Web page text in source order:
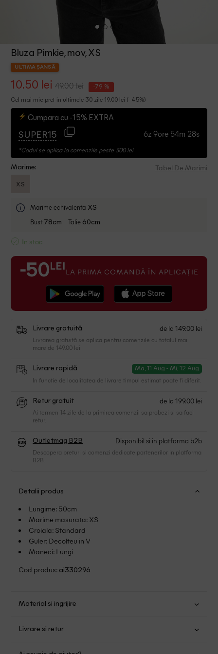
Bluza Pimkie, mov, XS
ULTIMA ȘANSĂ
10.50 lei 49.00 lei -79 %
Cel mai mic pret in ultimele 30 zile 19.00 lei ( -45%)
Cumpara cu -15% EXTRA
SUPER15 6z 9ore 54m 27s
*Codul se aplica la comenzile peste 300 lei
Marime: Tabel De Marimi
XS
Marime echivalenta XS
Bust 78cm Talie 60cm
In stoc
-50 LEI LA PRIMA COMANDĂ ÎN APLICAȚIE
Livrare gratuită de la 149.00 lei
Livrarea gratuită se aplica pentru comenzile cu totalul mai
mare de 149.00 lei
Livrare rapidă Ma, 11 Aug - Mi, 12 Aug
In functie de localitatea de livrare timpul estimat poate fi diferit.
Retur gratuit de la 199.00 lei
Ai termen 14 zile de la primirea comenzii sa probezi si sa faci
retur.
Outletmag B2B Disponibil si in platforma b2b
Descopera preturi si comenzi dedicate partenerilor in platforma
B2B.
Detalii produs
Lungime: 50cm
Marime masurata: XS
Croiala: Standard
Guler: Decolteu in V
Maneci: Lungi
Cod produs: ai330296
Material si ingrijire
Spalat de mana sau la masina
Livrare si retur